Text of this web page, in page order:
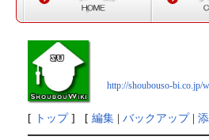
http://shoubouso-bi.co.jp/
[ トップ] [ 編集| バックアップ|